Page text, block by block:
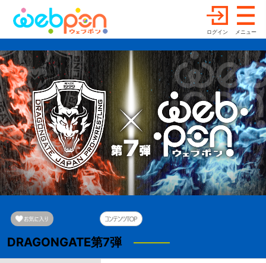
ログイン メニュー
DRAGONGATE第7弾